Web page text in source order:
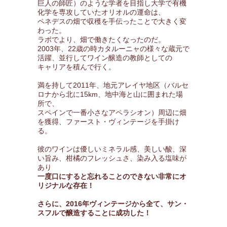
巨人の師匠）のような学者を目指し大学で有機
化学を専攻していたオリオルの運命は、
ペネデスの畑で収穫を手伝ったことで大きく変
わった。
ラボでより、畑で働きたくなったのだ。
2003年、22歳の時カタルーニャの様々な蔵元で
活躍、並行してワイン醸造の教師としての
キャリアを積んで行く。
満を持して2011年、地元アレイヤ地区（バルセ
ロナから北に15km、地中海と山に囲まれた場
所で、
スペインで一番小さなアペラシオン）周辺に畑
を獲得、ファースト・ヴィンテージを手掛け
る。
彼のワインは優しいミネラル感、美しい酸、深
い旨み、柑橘のフレッシュさ、染み入る塩味が
あり
一度口にすると忘れることのできない非常にオ
リジナルな存在！
さらに、2016年ヴィンテージから全て、サン・
スフルで醸造することに成功した！